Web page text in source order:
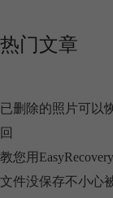
热门文章
已删除的照片可以
回
教您用
文件没保存不小心